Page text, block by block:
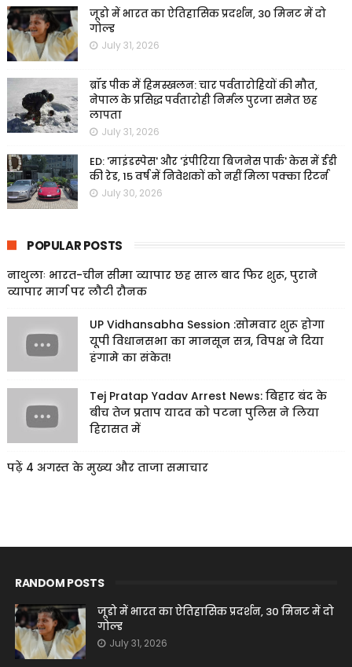
जूडो में भारत का ऐतिहासिक प्रदर्शन, 30 मिनट में दो
गोल्ड
July 31, 2026
ब्रॉड पीक में हिमस्खलन: चार पर्वतारोहियों की मौत,
नेपाल के प्रसिद्ध पर्वतारोही निर्मल पुरजा समेत छह
लापता
July 31, 2026
ED: 'माइंडस्पेस' और 'इंपीरिया बिजनेस पार्क' केस में ईडी
की रेड, 15 वर्ष में निवेशकों को नहीं मिला पक्का रिटर्न
July 30, 2026
POPULAR POSTS
नाथुलाः भारत-चीन सीमा व्यापार छह साल बाद फिर शुरू, पुराने
व्यापार मार्ग पर लौटी रौनक
UP Vidhansabha Session :सोमवार शुरू होगा
यूपी विधानसभा का मानसून सत्र, विपक्ष ने दिया
हंगामे का संकेत!
Tej Pratap Yadav Arrest News: बिहार बंद के
बीच तेज प्रताप यादव को पटना पुलिस ने लिया
हिरासत में
पढ़ें 4 अगस्त के मुख्य और ताजा समाचार
RANDOM POSTS
जूडो में भारत का ऐतिहासिक प्रदर्शन, 30 मिनट में दो
गोल्ड
July 31, 2026